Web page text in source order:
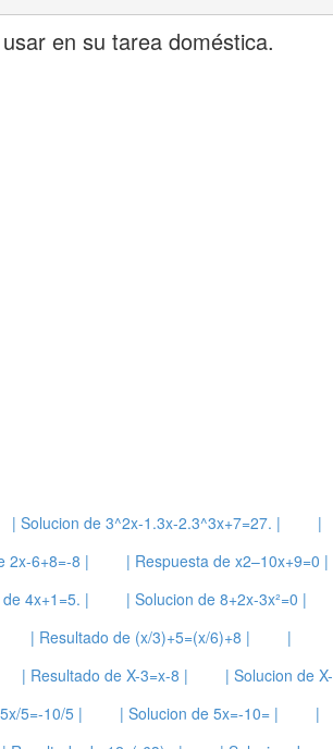
en su tarea doméstica.
| Solucion de 3^2x-1.3x-2.3^3x+7=27. |
|
2x-6+8=-8 |
| Respuesta de x2–10x+9=0 |
4x+1=5. | | Solucion de 8+2x-3x²=0 |
| Resultado de (x/3)+5=(x/6)+8 |
|
| Resultado de X-3=x-8 |
| Solucion de X-
5=-10/5 | | Solucion de 5x=-10= |
|